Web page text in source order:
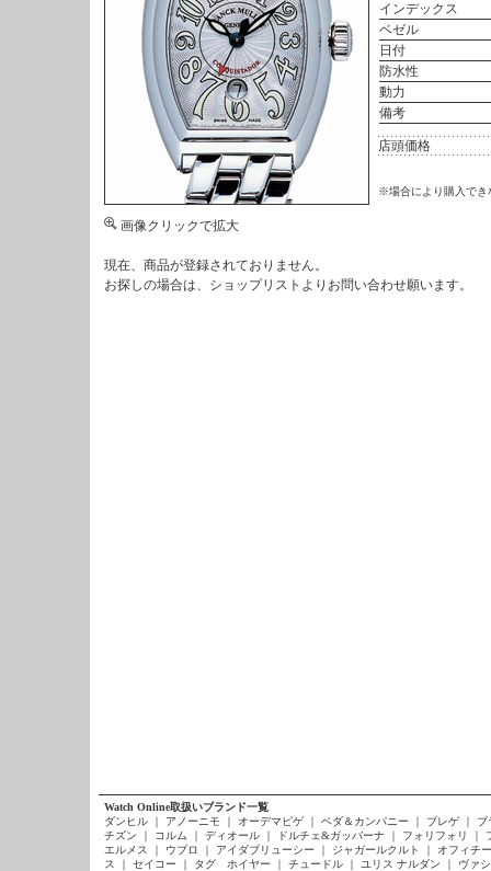
画像クリックで拡大
インデックス
ベゼル
日付
防水性
動力
備考
店頭価格
※場合により購入でき
現在、商品が登録されておりません。
お探しの場合は、 ショップリスト よりお問い合わせ願います。
Watch Online取扱いブランド一覧
ダンヒル
｜ アノーニモ ｜ オーデマピゲ ｜ ベダ＆カンパニー ｜ ブレゲ ｜
ブ
チズン
｜ コルム ｜ ディオール ｜ ドルチェ&ガッバーナ ｜ フォリフォリ ｜
エルメス
｜ ウブロ ｜ アイダブリューシー ｜ ジャガールクルト ｜
オフィチ
ス
｜ セイコー ｜ タグ ホイヤー ｜ チュードル ｜ ユリス ナルダン ｜ ヴァ